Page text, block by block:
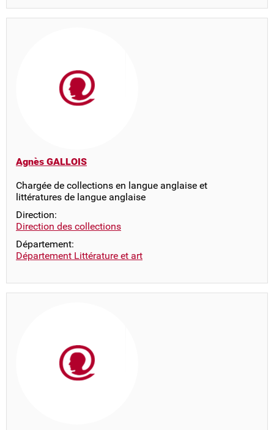
Agnès GALLOIS
Chargée de collections en langue anglaise et
littératures de langue anglaise
Direction:
Direction des collections
Département:
Département Littérature et art